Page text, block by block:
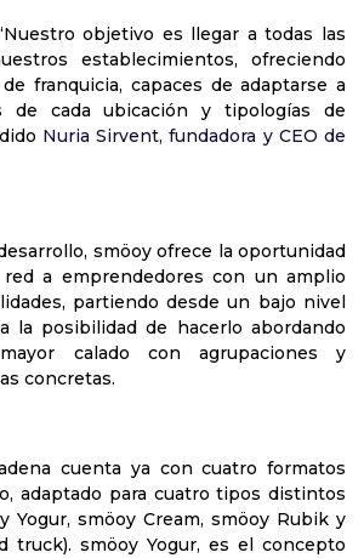
objetivo es llegar a todas las
establecimientos, ofreciendo
franquicia, capaces de adaptarse a
de cada ubicación y tipologías de
Nuria Sirvent, fundadora y CEO de
smöoy ofrece la oportunidad
a emprendedores con un amplio
partiendo desde un bajo nivel
la posibilidad de hacerlo abordando
calado con agrupaciones y
concretas.
cuenta ya con cuatro formatos
adaptado para cuatro tipos distintos
Yogur, smöoy Cream, smöoy Rubik y
truck). smöoy Yogur, es el concepto